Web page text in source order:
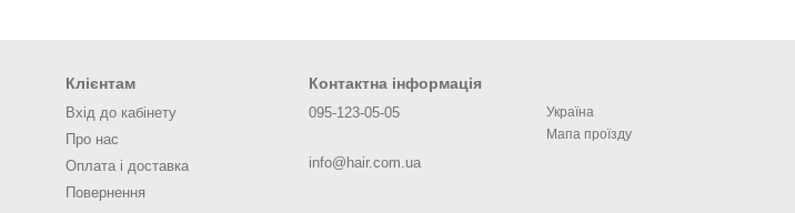
Клієнтам
Вхід до кабінету
Про нас
Оплата і доставка
Повернення
Контактна інформація
095-123-05-05
info@hair.com.ua
Україна
Мапа проїзду